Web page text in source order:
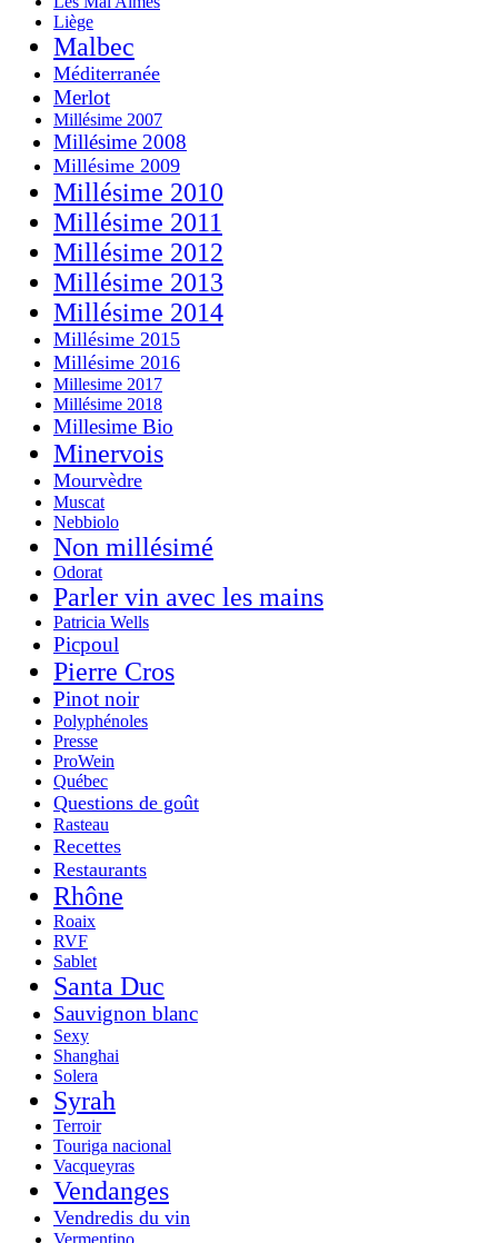
Liège
Malbec
Méditerranée
Merlot
Millésime 2007
Millésime 2008
Millésime 2009
Millésime 2010
Millésime 2011
Millésime 2012
Millésime 2013
Millésime 2014
Millésime 2015
Millésime 2016
Millesime 2017
Millésime 2018
Millesime Bio
Minervois
Mourvèdre
Muscat
Nebbiolo
Non millésimé
Odorat
Parler vin avec les mains
Patricia Wells
Picpoul
Pierre Cros
Pinot noir
Polyphénoles
Presse
ProWein
Québec
Questions de goût
Rasteau
Recettes
Restaurants
Rhône
Roaix
RVF
Sablet
Santa Duc
Sauvignon blanc
Sexy
Shanghai
Solera
Syrah
Terroir
Touriga nacional
Vacqueyras
Vendanges
Vendredis du vin
Vermentino